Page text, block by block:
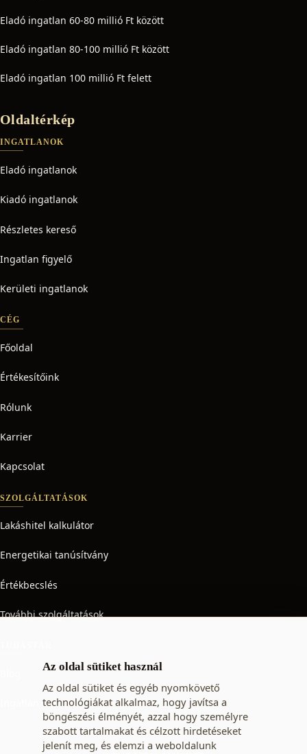
Az oldal sütiket használ
Az oldal sütiket és egyéb nyomkövető
technológiákat alkalmaz, hogy javítsa a
böngészési élményét, azzal hogy személyre
szabott tartalmakat és célzott hirdetéseket
jelenít meg, és elemzi a weboldalunk
Eladó ingatlan 60-80 millió Ft között
Eladó ingatlan 80-100 millió Ft között
Eladó ingatlan 100 millió Ft felett
Oldaltérkép
INGATLANOK
Eladó ingatlanok
Kiadó ingatlanok
Részletes kereső
Ingatlan figyelő
Kerületi ingatlanok
CÉG
Főoldal
Értékesítőink
Rólunk
Karrier
Kapcsolat
SZOLGÁLTATÁSOK
Lakáshitel kalkulátor
Energetikai tanúsítvány
Értékbecslés
További szolgáltatások
Ingatlan adó